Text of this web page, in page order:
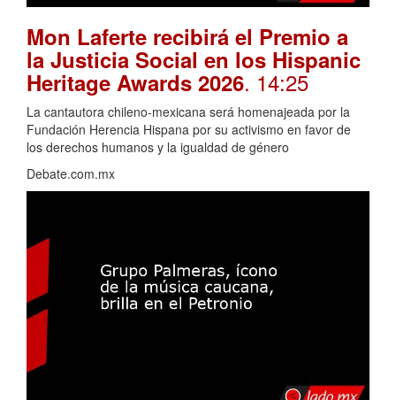
Mon Laferte recibirá el Premio a
la Justicia Social en los Hispanic
Heritage Awards 2026. 14:25
La cantautora chileno-mexicana será homenajeada por la
Fundación Herencia Hispana por su activismo en favor de
los derechos humanos y la igualdad de género
Debate.com.mx